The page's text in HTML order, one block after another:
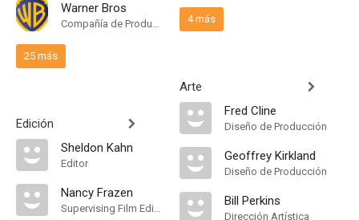
Warner Bros
Compañía de Produccion
25 más
Edición
Sheldon Kahn
Editor
Nancy Frazen
Supervising Film Editor
4 más
Arte
Fred Cline
Diseño de Producción
Geoffrey Kirkland
Diseño de Producción
Bill Perkins
Dirección Artística